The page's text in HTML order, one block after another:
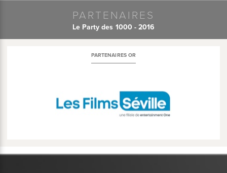
PARTENAIRES
Le Party des 1000 - 2016
PARTENAIRES OR